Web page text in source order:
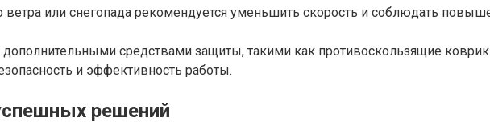
ветра или снегопада рекомендуется уменьшить скорость и соблюдать
дополнительными средствами защиты, такими как противоскользящие
и эффективность работы.
решений